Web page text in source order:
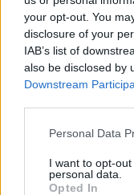
your opt-out. You
disclosure of your
IAB’s list of
also be disclosed by
Downstream
Personal Data
I want to opt-
personal data.
Opted In
største